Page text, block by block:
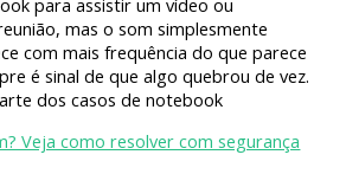
para assistir um vídeo ou
mas o som simplesmente
com mais frequência do que parece
é sinal de que algo quebrou de vez.
dos casos de notebook
Veja como resolver com segurança